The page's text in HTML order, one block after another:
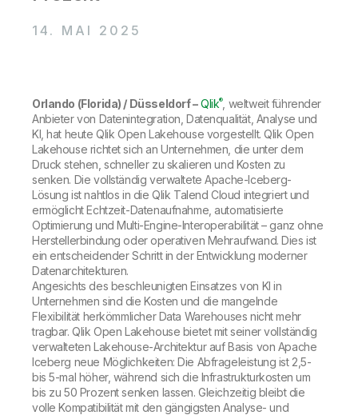
Produktdokumentation
Weltweite Niederlassungen
14. MAI 2025
Orlando (Florida) / Düsseldorf – Qlik®, weltweit führender
Anbieter von Datenintegration, Datenqualität, Analyse und
KI, hat heute Qlik Open Lakehouse vorgestellt. Qlik Open
Lakehouse richtet sich an Unternehmen, die unter dem
Druck stehen, schneller zu skalieren und Kosten zu
senken. Die vollständig verwaltete Apache-Iceberg-
Lösung ist nahtlos in die Qlik Talend Cloud integriert und
ermöglicht Echtzeit-Datenaufnahme, automatisierte
Optimierung und Multi-Engine-Interoperabilität – ganz ohne
Herstellerbindung oder operativen Mehraufwand. Dies ist
ein entscheidender Schritt in der Entwicklung moderner
Datenarchitekturen.
Angesichts des beschleunigten Einsatzes von KI in
Unternehmen sind die Kosten und die mangelnde
Flexibilität herkömmlicher Data Warehouses nicht mehr
tragbar. Qlik Open Lakehouse bietet mit seiner vollständig
verwalteten Lakehouse-Architektur auf Basis von Apache
Iceberg neue Möglichkeiten: Die Abfrageleistung ist 2,5-
bis 5-mal höher, während sich die Infrastrukturkosten um
bis zu 50 Prozent senken lassen. Gleichzeitig bleibt die
volle Kompatibilität mit den gängigsten Analyse- und